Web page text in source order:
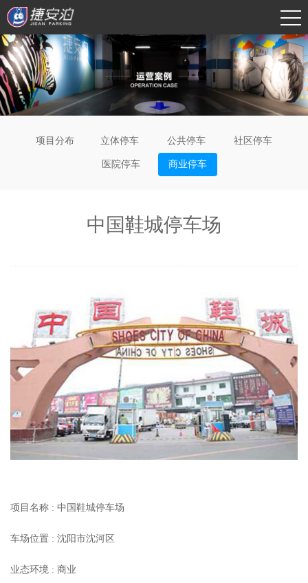
项目分布 立体停车 公共停车 社区停车
医院停车 商业停车
中国鞋城停车场
项目名称 : 中国鞋城停车场
车场位置 : 沈阳市沈河区
业态环境 : 商业